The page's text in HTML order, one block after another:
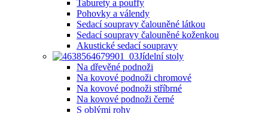
Taburety a pouffy
Pohovky a válendy
Sedací soupravy čalouněné látkou
Sedací soupravy čalouněné koženkou
Akustické sedací soupravy
Jídelní stoly
Na dřevěné podnoži
Na kovové podnoži chromové
Na kovové podnoži stříbrné
Na kovové podnoži černé
S oblými rohy